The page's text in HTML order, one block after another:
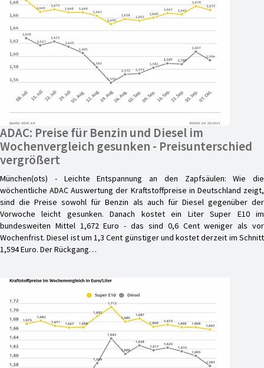
ADAC: Preise für Benzin und Diesel im
Wochenvergleich gesunken - Preisunterschied
vergrößert
München(ots) - Leichte Entspannung an den Zapfsäulen: Wie die
wöchentliche ADAC Auswertung der Kraftstoffpreise in Deutschland zeigt,
sind die Preise sowohl für Benzin als auch für Diesel gegenüber der
Vorwoche leicht gesunken. Danach kostet ein Liter Super E10 im
bundesweiten Mittel 1,672 Euro - das sind 0,6 Cent weniger als vor
Wochenfrist. Diesel ist um 1,3 Cent günstiger und kostet derzeit im Schnitt
1,594 Euro. Der Rückgang…